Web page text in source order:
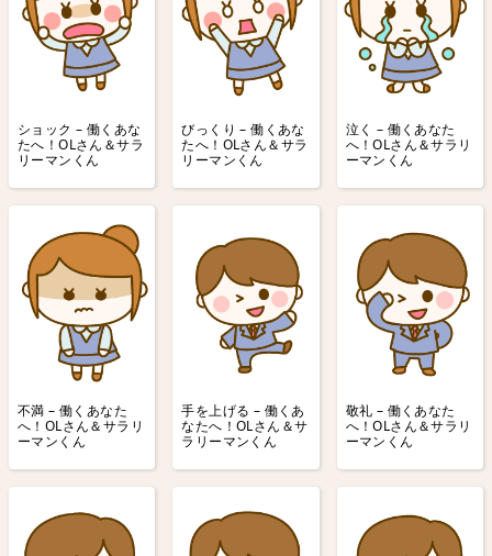
ショック – 働くあな
たへ！OLさん＆サラ
リーマンくん
びっくり – 働くあな
たへ！OLさん＆サラ
リーマンくん
泣く – 働くあなた
へ！OLさん＆サラリ
ーマンくん
不満 – 働くあなた
へ！OLさん＆サラリ
ーマンくん
手を上げる – 働くあ
なたへ！OLさん＆サ
ラリーマンくん
敬礼 – 働くあなた
へ！OLさん＆サラリ
ーマンくん